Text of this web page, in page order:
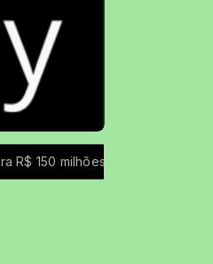
Coffee Rock Uai